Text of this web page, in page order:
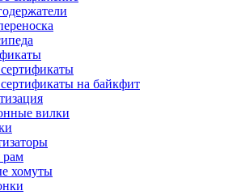
на байкфит
вилки
рам
хомуты